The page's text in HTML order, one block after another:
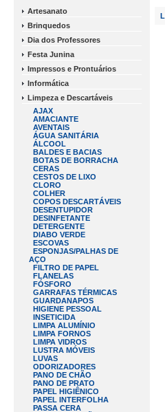
Artesanato
Brinquedos
Dia dos Professores
Festa Junina
Impressos e Prontuários
Informática
Limpeza e Descartáveis
AJAX
AMACIANTE
AVENTAIS
ÁGUA SANITÁRIA
ÁLCOOL
BALDES E BACIAS
BOTAS DE BORRACHA
CERAS
CESTOS DE LIXO
CLORO
COLHER
COPOS DESCARTÁVEIS
DESENTUPIDOR
DESINFETANTE
DETERGENTE
DIABO VERDE
ESCOVAS
ESPONJAS/PALHAS DE
AÇO
FILTRO DE PAPEL
FLANELAS
FÓSFORO
GARRAFAS TÉRMICAS
GUARDANAPOS
HIGIENE PESSOAL
INSETICIDA
LIMPA ALUMÍNIO
LIMPA FORNOS
LIMPA VIDROS
LUSTRA MÓVEIS
LUVAS
ODORIZADORES
PANO DE CHÃO
PANO DE PRATO
PAPEL HIGIÊNICO
PAPEL INTERFOLHA
PASSA CERA